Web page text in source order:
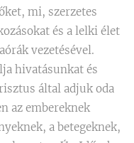
mi, szerzetes
és a lelki élet
vezetésével.
hivatásunkat és
által adjuk oda
az embereknek
a betegeknek,